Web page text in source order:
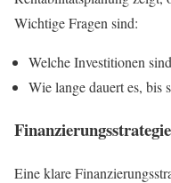
Wichtige Fragen sind:
Welche Investitionen
Wie lange dauert es, bis
Finanzierungsstrategie
Eine klare